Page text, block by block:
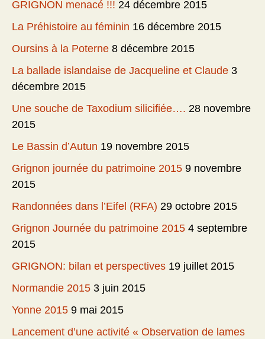
GRIGNON menacé !!! 24 décembre 2015
La Préhistoire au féminin 16 décembre 2015
Oursins à la Poterne 8 décembre 2015
La ballade islandaise de Jacqueline et Claude 3
décembre 2015
Une souche de Taxodium silicifiée…. 28 novembre
2015
Le Bassin d’Autun 19 novembre 2015
Grignon journée du patrimoine 2015 9 novembre
2015
Randonnées dans l’Eifel (RFA) 29 octobre 2015
Grignon Journée du patrimoine 2015 4 septembre
2015
GRIGNON: bilan et perspectives 19 juillet 2015
Normandie 2015 3 juin 2015
Yonne 2015 9 mai 2015
Lancement d’une activité « Observation de lames